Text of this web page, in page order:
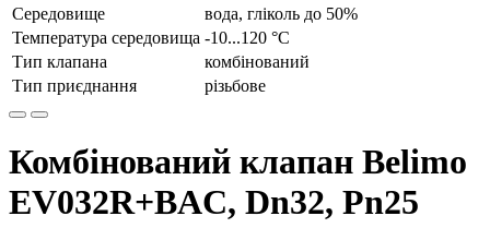
Середовище
вода, гліколь до 50%
Температура середовища -10...120 °С
Тип клапана
комбінований
Тип приєднання
різьбове
Комбінований клапан Belimo
EV032R+BAC, Dn32, Pn25